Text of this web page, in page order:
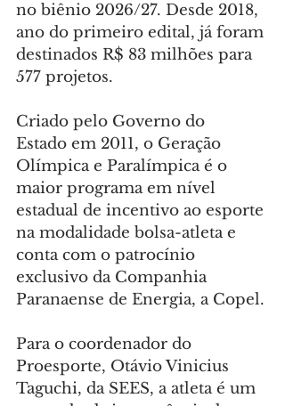
no biênio 2026/27. Desde 2018,
ano do primeiro edital, já foram
destinados R$ 83 milhões para
577 projetos.
Criado pelo Governo do
Estado em 2011, o Geração
Olímpica e Paralímpica é o
maior programa em nível
estadual de incentivo ao esporte
na modalidade bolsa-atleta e
conta com o patrocínio
exclusivo da Companhia
Paranaense de Energia, a Copel.
Para o coordenador do
Proesporte, Otávio Vinicius
Taguchi, da SEES, a atleta é um